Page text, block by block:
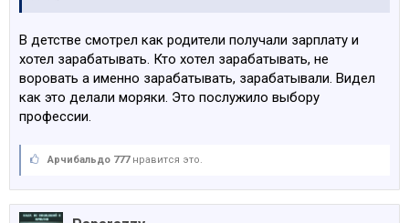
В детстве смотрел как родители получали зарплату и
хотел зарабатывать. Кто хотел зарабатывать, не
воровать а именно зарабатывать, зарабатывали. Видел
как это делали моряки. Это послужило выбору
профессии.
Арчибальдо 777нравится это.